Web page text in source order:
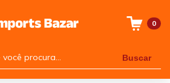
0
Buscar